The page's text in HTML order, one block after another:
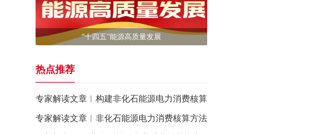
“十四五”能源高质量发展
热点推荐
专家解读文章︱构建非化石能源电力消费核算体系 为保障我国如期实现
专家解读文章︱非化石能源电力消费核算方法出台 有力支撑碳排放双控